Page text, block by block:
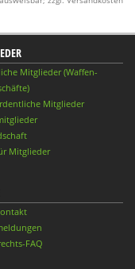
Mitglieder (Waffen-
Mitglieder
Mitglieder
FAQ